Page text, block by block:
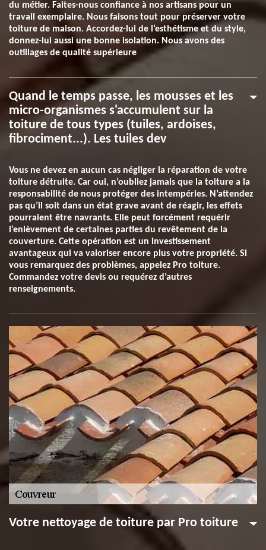
du métier. Faites-nous confiance à nos artisans pour un
travail exemplaire. Nous faisons tout pour préserver votre
toiture de maison. Accordez-lui de l’esthétisme et du style,
donnez-lui aussi une bonne isolation. Nous avons des
outillages de qualité supérieure
Quand le temps passe, les mousses et les
micro-organismes s'accumulent sur la
toiture de tous types (tuiles, ardoises,
fibrociment...). Les tuiles dev
Vous ne devez en aucun cas négliger la réparation de votre
toiture détruite. Car oui, n’oubliez jamais que la toiture a la
responsabilité de nous protéger des intempéries. N’attendez
pas qu’il soit dans un état grave avant de réagir, les effets
pourraient être navrants. Elle peut forcément requérir
l’enlèvement de certaines parties du revêtement de la
couverture. Cette opération est un investissement
avantageux qui va valoriser encore plus votre propriété. Si
vous remarquez des problèmes, appelez Pro toiture.
Commandez votre devis ou requérez d’autres
renseignements.
Votre nettoyage de toiture par Pro toiture